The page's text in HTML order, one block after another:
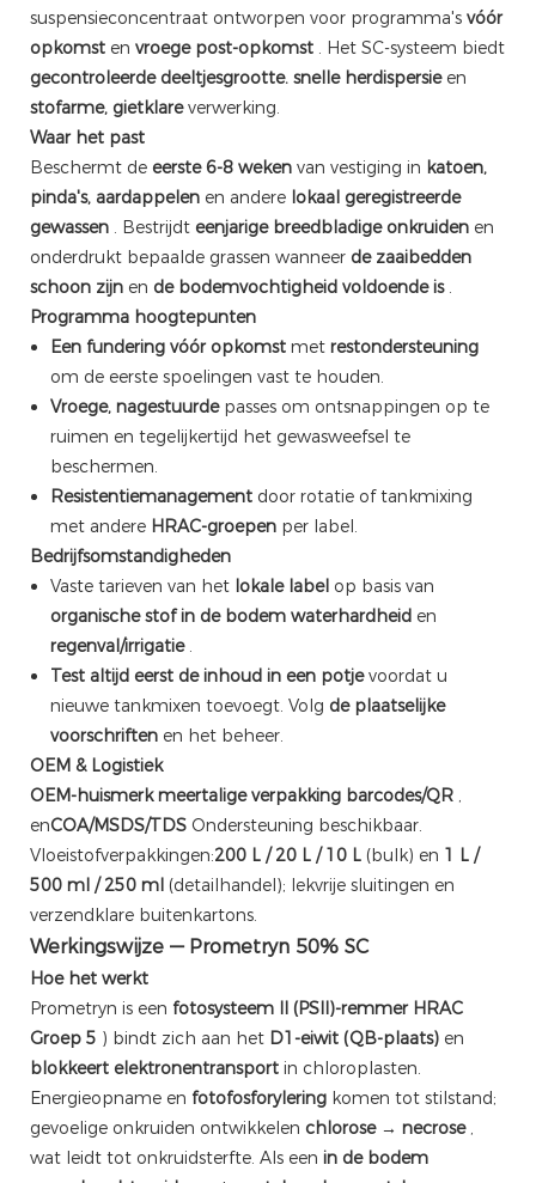
suspensieconcentraat ontworpen voor programma's vóór
opkomst en vroege post-opkomst . Het SC-systeem biedt
gecontroleerde deeltjesgrootte. snelle herdispersieen
stofarme, gietklareverwerking.
Waar het past
Beschermt de eerste 6-8 weken van vestiging in katoen,
pinda's, aardappelen en andere lokaal geregistreerde
gewassen . Bestrijdt eenjarige breedbladige onkruiden en
onderdrukt bepaalde grassen wanneer de zaaibedden
schoon zijn en de bodemvochtigheid voldoende is.
Programma hoogtepunten
Een fundering vóór opkomstmet restondersteuning
om de eerste spoelingen vast te houden.
Vroege, nagestuurdepasses om ontsnappingen op te
ruimen en tegelijkertijd het gewasweefsel te
beschermen.
Resistentiemanagementdoor rotatie of tankmixing
met andere HRAC-groepenper label.
Bedrijfsomstandigheden
Vaste tarieven van het lokale labelop basis van
organische stof in de bodem waterhardheiden
regenval/irrigatie.
Test altijd eerst de inhoud in een potjevoordat u
nieuwe tankmixen toevoegt. Volg de plaatselijke
voorschriftenen het beheer.
OEM & Logistiek
OEM-huismerk meertalige verpakking barcodes/QR ,
enCOA/MSDS/TDS Ondersteuning beschikbaar.
Vloeistofverpakkingen:200 L / 20 L / 10 L (bulk) en 1 L /
500 ml / 250 ml (detailhandel); lekvrije sluitingen en
verzendklare buitenkartons.
Werkingswijze — Prometryn 50% SC
Hoe het werkt
Prometryn is een fotosysteem II (PSII)-remmer HRAC
Groep 5 ) bindt zich aan het D1-eiwit (QB-plaats) en
blokkeert elektronentransport in chloroplasten.
Energieopname en fotofosforylering komen tot stilstand;
gevoelige onkruiden ontwikkelen chlorose → necrose,
wat leidt tot onkruidsterfte. Als een in de bodem